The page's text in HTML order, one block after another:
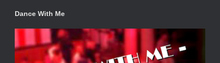
Dance With Me